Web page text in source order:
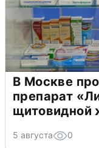
В Москве
препарат
щитовидной
5 августа 0